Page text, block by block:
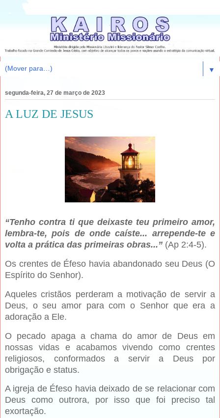
▼
segunda-feira, 27 de março de 2023
A LUZ DE JESUS
“Tenho contra ti que deixaste teu primeiro amor,
lembra-te, pois de onde caíste... arrepende-te e
volta a prática das primeiras obras...” (Ap 2:4-5).
Os crentes de Éfeso havia abandonado seu Deus (O
Espírito do Senhor).
Aqueles cristãos perderam a motivação de servir a
Deus, o seu amor para com o Senhor que era a
adoração a Ele.
O pecado apaga a chama do amor de Deus em
nossas vidas e acabamos vivendo como crentes
religiosos, conformados a servir a Deus por
obrigação e status.
A igreja de Éfeso havia deixado de se relacionar com
Deus como outrora, por isso que foi preciso tal
exortação.